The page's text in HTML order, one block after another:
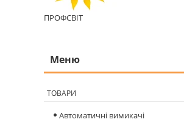
ПРОФСВІТ
ТОВАРИ
Автоматичні вимикачі